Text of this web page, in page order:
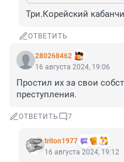
Три.Корейский
ОТВЕТИТЬ
280268462
16 августа 2024, 19:06
Простил их за свои
преступления.
ОТВЕТИТЬ 7
triton1977
16 августа 2024, 19:12